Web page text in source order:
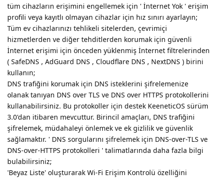
tüm cihazların erişimini engellemek için ' İnternet Yok ' erişim
profili veya kayıtlı olmayan cihazlar için hız sınırı ayarlayın;
Tüm ev cihazlarınızı tehlikeli sitelerden, çevrimiçi
hizmetlerden ve diğer tehditlerden korumak için güvenli
İnternet erişimi için önceden yüklenmiş İnternet filtrelerinden
( SafeDNS , AdGuard DNS , Cloudflare DNS , NextDNS ) birini
kullanın;
DNS trafiğini korumak için DNS isteklerini şifrelemenize
olanak tanıyan DNS over TLS ve DNS over HTTPS protokollerini
kullanabilirsiniz. Bu protokoller için destek KeeneticOS sürüm
3.0'dan itibaren mevcuttur. Birincil amaçları, DNS trafiğini
şifrelemek, müdahaleyi önlemek ve ek gizlilik ve güvenlik
sağlamaktır. ' DNS sorgularını şifrelemek için DNS-over-TLS ve
DNS-over-HTTPS protokolleri ' talimatlarında daha fazla bilgi
bulabilirsiniz;
'Beyaz Liste' oluşturarak Wi-Fi Erişim Kontrolü özelliğini